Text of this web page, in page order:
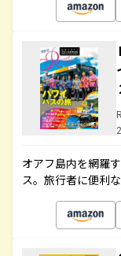
オアフ島内を網羅
ス。旅行者に便利